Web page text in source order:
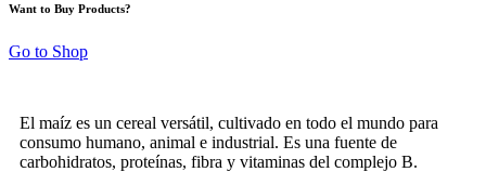
Want to Buy Products?
Go to Shop
El maíz es un cereal versátil, cultivado en todo el mundo para
consumo humano, animal e industrial. Es una fuente de
carbohidratos, proteínas, fibra y vitaminas del complejo B.